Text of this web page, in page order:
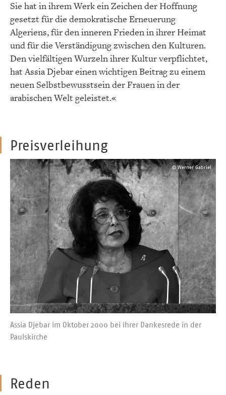
Sie hat in ihrem Werk ein Zeichen der Hoffnung
gesetzt für die demokratische Erneuerung
Algeriens, für den inneren Frieden in ihrer Heimat
und für die Verständigung zwischen den Kulturen.
Den vielfältigen Wurzeln ihrer Kultur verpflichtet,
hat Assia Djebar einen wichtigen Beitrag zu einem
neuen Selbstbewusstsein der Frauen in der
arabischen Welt geleistet.«
Preisverleihung
Assia Djebar im Oktober 2000 bei ihrer Dankesrede in der
Paulskirche
© Werner Gabriel
Reden